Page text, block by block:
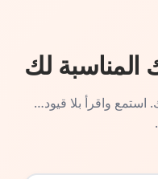
المناسبة لك
واقرأ بلا قيود…